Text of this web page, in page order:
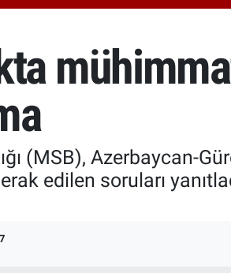
(MSB), Azerbaycan-
edilen soruları